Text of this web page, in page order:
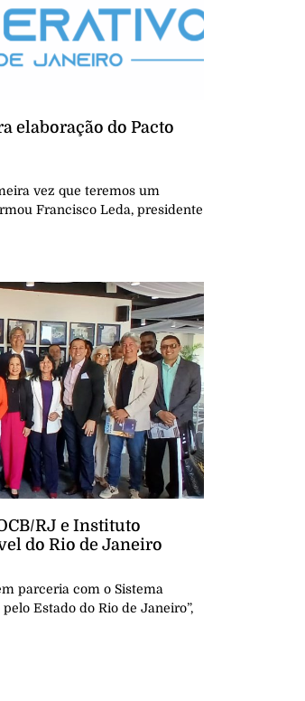
elaboração do Pacto
vez que teremos um
Francisco Leda, presidente
RJ e Instituto
do Rio de Janeiro
parceria com o Sistema
Estado do Rio de Janeiro”,